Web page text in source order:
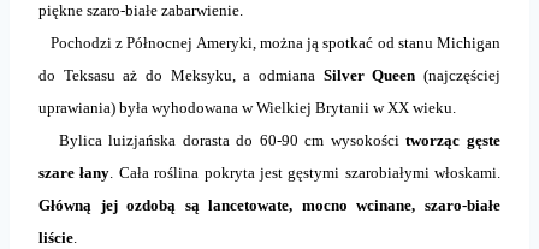
piękne szaro-białe zabarwienie.
Pochodzi z Północnej Ameryki, można ją spotkać od stanu Michigan
do Teksasu aż do Meksyku, a odmiana Silver Queen (najczęściej
uprawiania) była wyhodowana w Wielkiej Brytanii w XX wieku.
Bylica luizjańska dorasta do 60-90 cm wysokościtworząc gęste
szare łany. Cała roślina pokryta jest gęstymi szarobiałymi włoskami.
Główną jej ozdobą są lancetowate, mocno wcinane, szaro-białe
liście.